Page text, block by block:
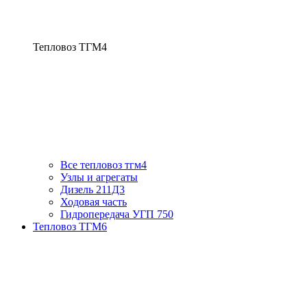
Тепловоз ТГМ4
Все тепловоз тгм4
Узлы и агрегаты
Дизель 211Д3
Ходовая часть
Гидропередача УГП 750
Тепловоз ТГМ6